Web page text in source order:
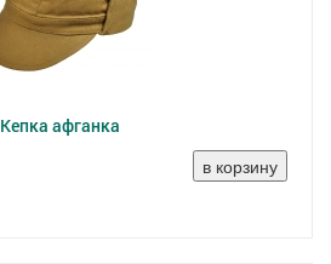
Кепка афганка